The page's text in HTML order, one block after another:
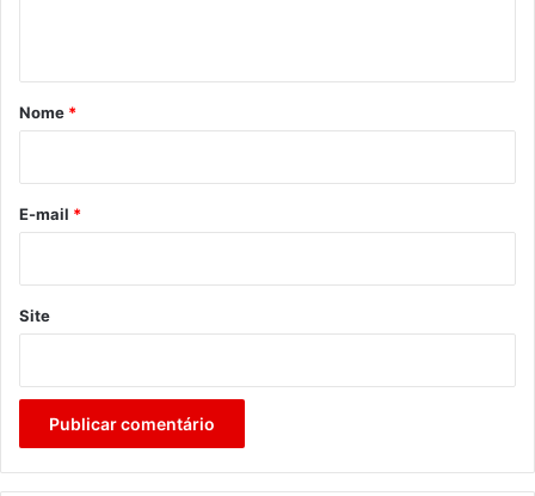
r
*
Nome *
E-mail *
Site